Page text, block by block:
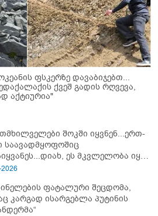
ფსკერზე დავაბიჯებთ...
ქვეშ გადის რღვევა,
აქტიურია"
შოკში იყვნენ...ერთ-
საავადმყოფოშიც
ეს მკვლელობა იყო"
დატრიალებული ტრაგედიის
ფატალური შეცდომა,
კარგად ისარგებლა პუტინის